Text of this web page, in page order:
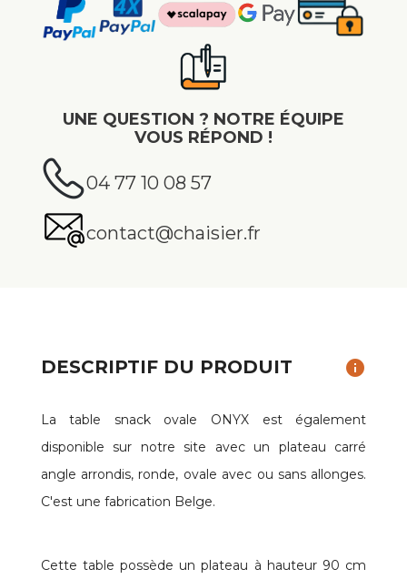
UNE QUESTION ? NOTRE ÉQUIPE
VOUS RÉPOND !
04 77 10 08 57
contact@chaisier.fr
DESCRIPTIF DU PRODUIT info
La table snack ovale ONYX est également
disponible sur notre site avec un plateau carré
angle arrondis, ronde, ovale avec ou sans allonges.
C'est une fabrication Belge.
Cette table possède un plateau à hauteur 90 cm